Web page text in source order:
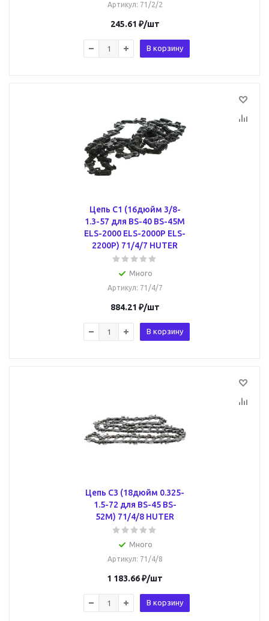
Артикул: 71/2/2
245.61 ₽/шт
В корзину
Цепь C1 (16дюйм 3/8-
1.3-57 для BS-40 BS-45M
ELS-2000 ELS-2000Р ELS-
2200Р) 71/4/7 HUTER
Много
Артикул: 71/4/7
884.21 ₽/шт
В корзину
Цепь C3 (18дюйм 0.325-
1.5-72 для BS-45 BS-
52M) 71/4/8 HUTER
Много
Артикул: 71/4/8
1 183.66₽/шт
В корзину